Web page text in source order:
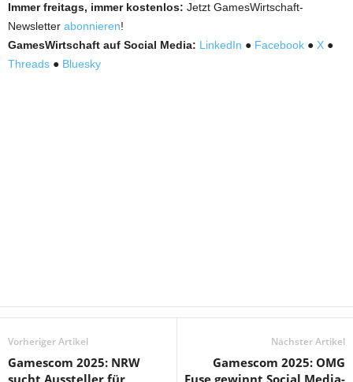
Immer freitags, immer kostenlos: Jetzt GamesWirtschaft-
Newsletter abonnieren!
GamesWirtschaft auf Social Media: LinkedIn ● Facebook ● X ●
Threads ● Bluesky
Vorheriger Artikel
Gamescom 2025: NRW
Nächster Artikel
Gamescom 2025: OMG